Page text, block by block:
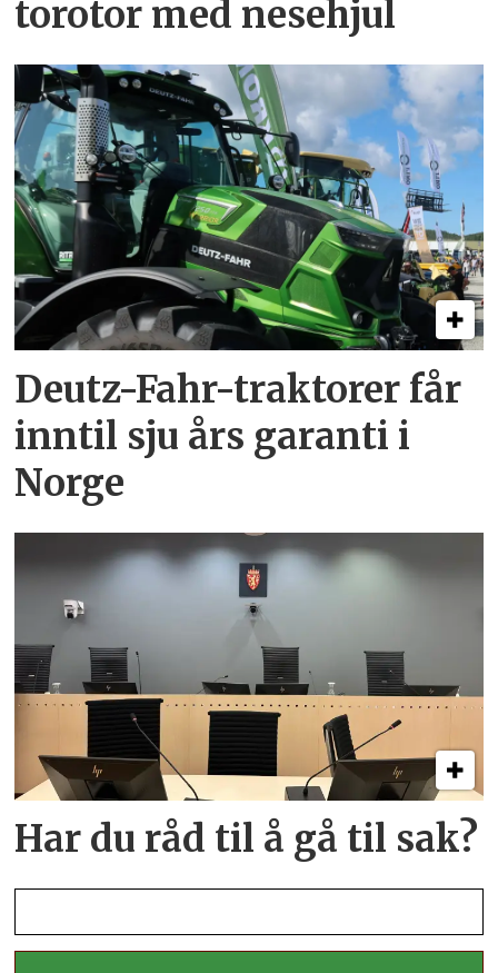
torotor med nesehjul
Deutz-Fahr-traktorer får
inntil sju års garanti i
Norge
Har du råd til å gå til sak?